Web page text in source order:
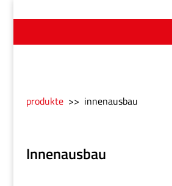
produkte>> innenausbau
Innenausbau